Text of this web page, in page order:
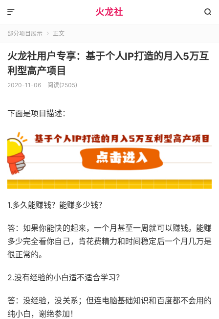
火龙社 

部分项目展示  正文
火龙社用户专享：基于个人IP打造的月入5万互
利型高产项目
2020-11-06 阅读(2505)
下面是项目描述：
1.多久能赚钱？能赚多少钱？
答：如果你能快的起来，一个月甚至一周就可以赚钱。能赚
多少完全看你自己，肯花费精力和时间稳定后一个月几万是
很正常的。
2.没有经验的小白适不适合学习？
答：没经验，没关系；但连电脑基础知识和百度都不会用的
纯小白，谢绝参加！